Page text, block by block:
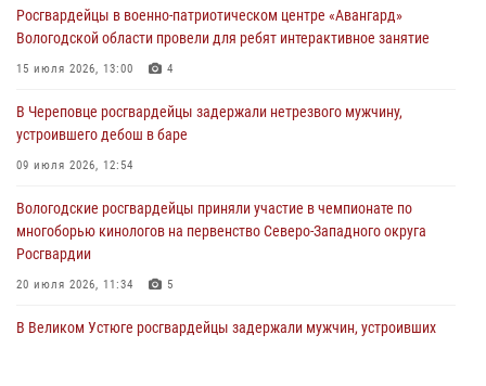
31 июля 2026, 06:43
В Вологде стартовал Чемпионат Северо-Западного округа
29 июля 2026, 13:20
Росгвардейцы в военно-патриотическом центре «Авангард»
Вологодской области провели для ребят интерактивное занятие
15 июля 2026, 13:00 4
В Череповце росгвардейцы задержали нетрезвого мужчину,
устроившего дебош в баре
09 июля 2026, 12:54
Вологодские росгвардейцы приняли участие в чемпионате по
многоборью кинологов на первенство Северо-Западного округа
Росгвардии
20 июля 2026, 11:34 5
В Великом Устюге росгвардейцы задержали мужчин, устроивших